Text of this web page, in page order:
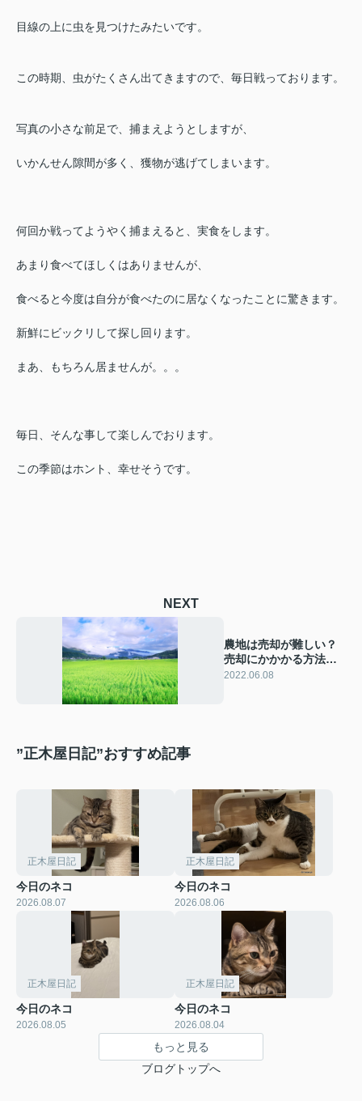
目線の上に虫を見つけたみたいです。
この時期、虫がたくさん出てきますので、毎日戦っております。
写真の小さな前足で、捕まえようとしますが、
いかんせん隙間が多く、獲物が逃げてしまいます。
何回か戦ってようやく捕まえると、実食をします。
あまり食べてほしくはありませんが、
食べると今度は自分が食べたのに居なくなったことに驚きます。
新鮮にビックリして探し回ります。
まあ、もちろん居ませんが。。。
毎日、そんな事して楽しんでおります。
この季節はホント、幸せそうです。
NEXT
農地は売却が難しい？
売却にかかかる方法や
費用をご紹介！
2022.06.08
”正木屋日記”おすすめ記事
正木屋日記
今日のネコ
2026.08.07
正木屋日記
今日のネコ
2026.08.06
正木屋日記
今日のネコ
2026.08.05
正木屋日記
今日のネコ
2026.08.04
もっと見る
ブログトップへ